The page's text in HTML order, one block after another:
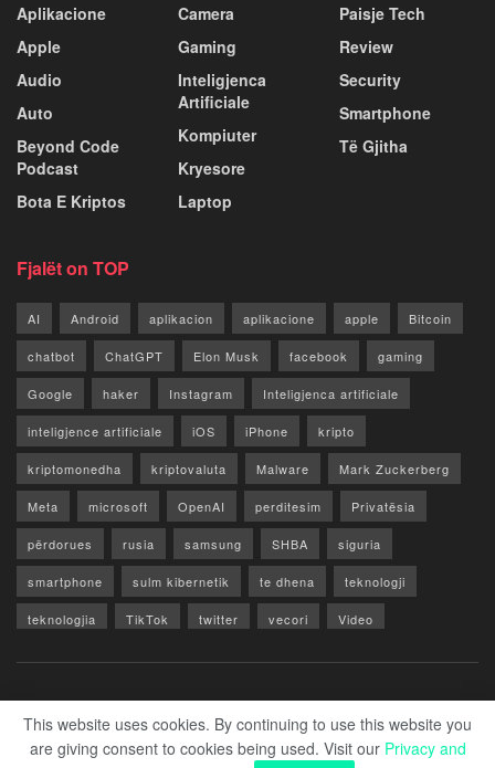
Aplikacione
Apple
Audio
Auto
Beyond Code
Podcast
Bota E Kriptos
Camera
Gaming
Inteligjenca
Artificiale
Kompiuter
Kryesore
Laptop
Paisje Tech
Review
Security
Smartphone
Të Gjitha
Fjalët on TOP
AI Android aplikacion aplikacione apple Bitcoin
chatbot ChatGPT Elon Musk facebook gaming
Google haker Instagram Inteligjenca artificiale
inteligjence artificiale iOS iPhone kripto
kriptomonedha kriptovaluta Malware Mark Zuckerberg
Meta microsoft OpenAI perditesim Privatësia
përdorues rusia samsung SHBA siguria
smartphone sulm kibernetik te dhena teknologji
teknologjia TikTok twitter vecori Video
© 2026 Zero1.al - Part of techzero1.com
This website uses cookies. By continuing to use this website you
are giving consent to cookies being used. Visit our Privacy and